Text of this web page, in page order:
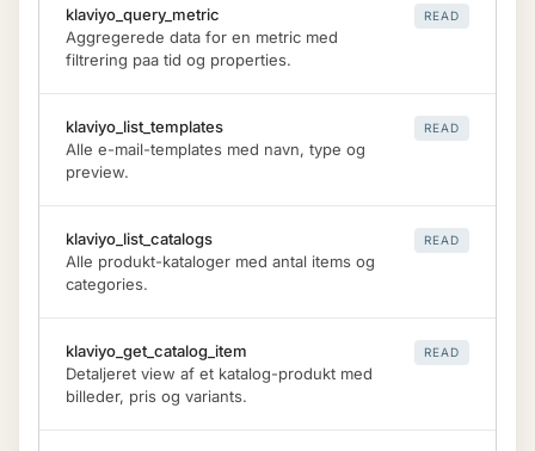
klaviyo_query_metric
Aggregerede data for en metric med
filtrering paa tid og properties.
READ
klaviyo_list_templates
Alle e-mail-templates med navn, type og
preview.
READ
klaviyo_list_catalogs
Alle produkt-kataloger med antal items og
categories.
READ
klaviyo_get_catalog_item
Detaljeret view af et katalog-produkt med
billeder, pris og variants.
READ